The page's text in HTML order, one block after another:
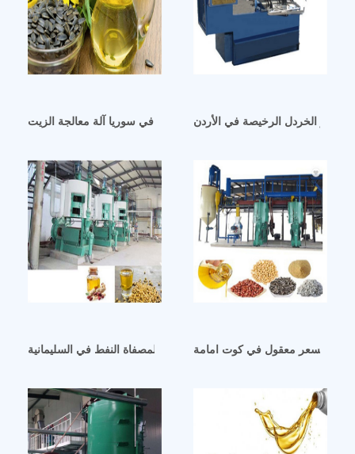
آلة معالجة الزيت في سوريا آلة معالجة الزيتبذور الخردل الرخيصة في الأردن
الرؤية والرسالة والقيم الأساسية لمصفاة النفط في السليمانية
بارد بسعر معقول في كوت امامة